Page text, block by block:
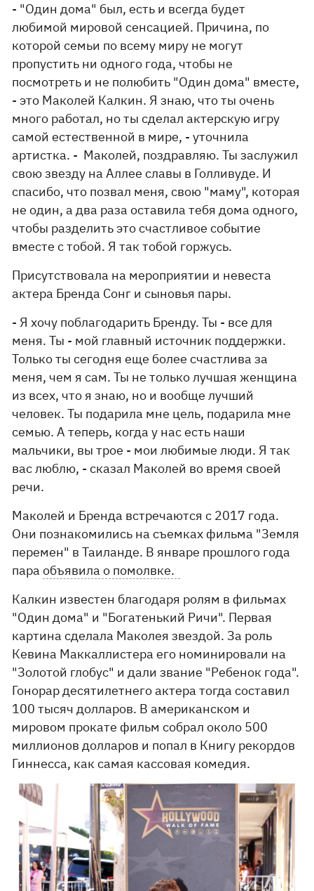
- "Один дома" был, есть и всегда будет
любимой мировой сенсацией. Причина, по
которой семьи по всему миру не могут
пропустить ни одного года, чтобы не
посмотреть и не полюбить "Один дома" вместе,
- это Маколей Калкин. Я знаю, что ты очень
много работал, но ты сделал актерскую игру
самой естественной в мире, - уточнила
артистка. - Маколей, поздравляю. Ты заслужил
свою звезду на Аллее славы в Голливуде. И
спасибо, что позвал меня, свою "маму", которая
не один, а два раза оставила тебя дома одного,
чтобы разделить это счастливое событие
вместе с тобой. Я так тобой горжусь.
Присутствовала на мероприятии и невеста
актера Бренда Сонг и сыновья пары.
- Я хочу поблагодарить Бренду. Ты - все для
меня. Ты - мой главный источник поддержки.
Только ты сегодня еще более счастлива за
меня, чем я сам. Ты не только лучшая женщина
из всех, что я знаю, но и вообще лучший
человек. Ты подарила мне цель, подарила мне
семью. А теперь, когда у нас есть наши
мальчики, вы трое - мои любимые люди. Я так
вас люблю, - сказал Маколей во время своей
речи.
Маколей и Бренда встречаются с 2017 года.
Они познакомились на съемках фильма "Земля
перемен" в Таиланде. В январе прошлого года
параобъявила о помолвке.
Калкин известен благодаря ролям в фильмах
"Один дома" и "Богатенький Ричи". Первая
картина сделала Маколея звездой. За роль
Кевина Маккаллистера его номинировали на
"Золотой глобус" и дали звание "Ребенок года".
Гонорар десятилетнего актера тогда составил
100 тысяч долларов. В американском и
мировом прокате фильм собрал около 500
миллионов долларов и попал в Книгу рекордов
Гиннесса, как самая кассовая комедия.